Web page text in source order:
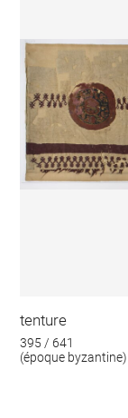
tenture
395 / 641
(époque byzantine)